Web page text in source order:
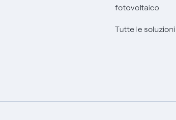
fotovoltaico
Tutte le soluzioni